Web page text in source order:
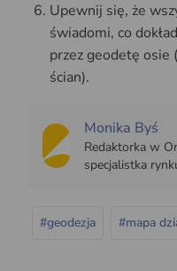
Upewnij się, że
świadomi, co
przez geodetę osie
ścian).
Monika Byś
Redaktorka w
specjalistka
#geodezja #mapa